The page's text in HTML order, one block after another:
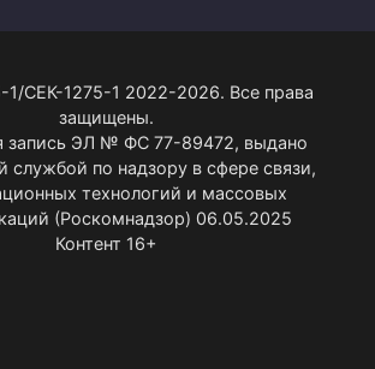
1/СЕК-1275-1 2022-2026. Все права
защищены.
запись ЭЛ № ФС 77-89472, выдано
службой по надзору в сфере связи,
технологий и массовых
(Роскомнадзор) 06.05.2025
Контент 16+